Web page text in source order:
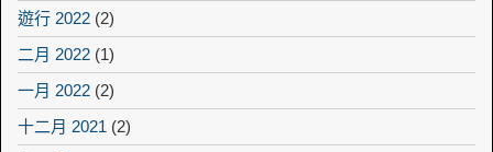
遊行 2022 (2)
二月 2022 (1)
一月 2022 (2)
十二月 2021 (2)